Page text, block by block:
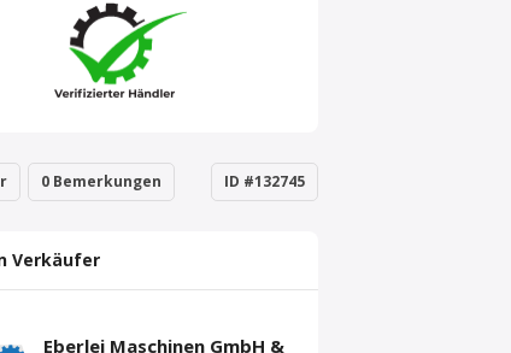
0 Bemerkungen ID #132745
Verkäufer
Eberlei Maschinen GmbH &